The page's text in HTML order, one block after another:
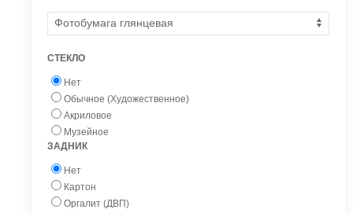
СТЕКЛО
Нет
Обычное (Художественное)
Акриловое
Музейное
ЗАДНИК
Нет
Картон
Оргалит (ДВП)